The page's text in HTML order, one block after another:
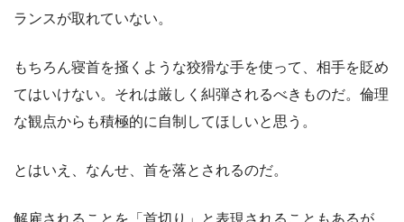
ランスが取れていない。
もちろん寝首を掻くような狡猾な手を使って、相手を貶め
てはいけない。それは厳しく糾弾されるべきものだ。倫理
な観点からも積極的に自制してほしいと思う。
とはいえ、なんせ、首を落とされるのだ。
解雇されることを「首切り」と表現されることもあるが、